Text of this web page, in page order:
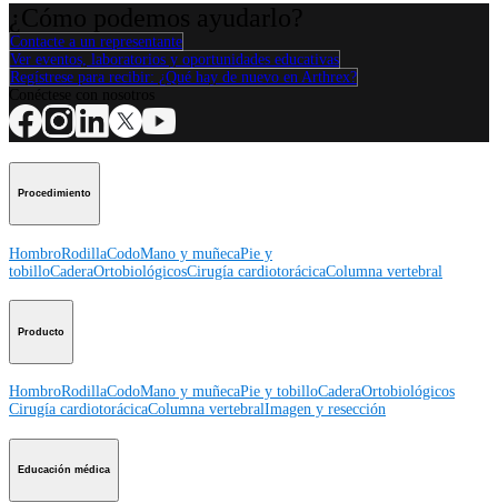
Contacte a un representante
Ver eventos, laboratorios y oportunidades educativas
Regístrese para recibir: ¿Qué hay de nuevo en Arthrex?
Procedimiento
HombroRodillaCodoMano y muñecaPie y
tobilloCaderaOrtobiológicosCirugía cardiotorácicaColumna vertebral
Producto
HombroRodillaCodoMano y muñecaPie y tobilloCaderaOrtobiológicos
Cirugía cardiotorácicaColumna vertebralImagen y resección
Educación médica